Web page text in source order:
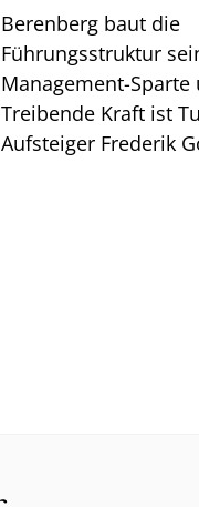
Berenberg baut die
Führungsstruktur
Management-Sparte
Treibende Kraft ist
Aufsteiger Frederik